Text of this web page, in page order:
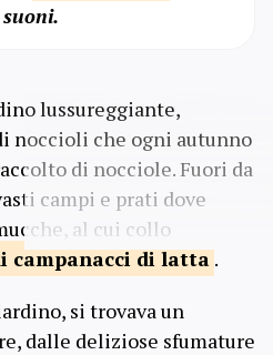
lussureggiante,
noccioli che ogni autunno
di nocciole. Fuori da
campi e prati dove
al cui collo
campanacci dilatta .
si trovava un
dalle deliziose sfumature